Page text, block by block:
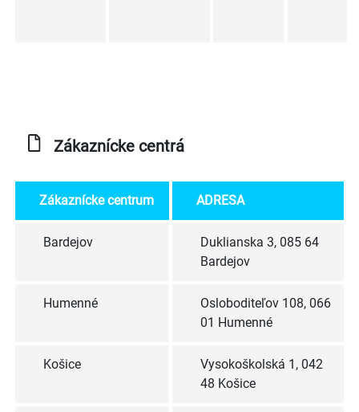
Zákaznícke centrá
Zákaznícke centrum ADRESA
Bardejov
Duklianska 3, 085 64
Bardejov
Humenné
Osloboditeľov 108, 066
01 Humenné
Košice
Vysokoškolská 1, 042
48 Košice